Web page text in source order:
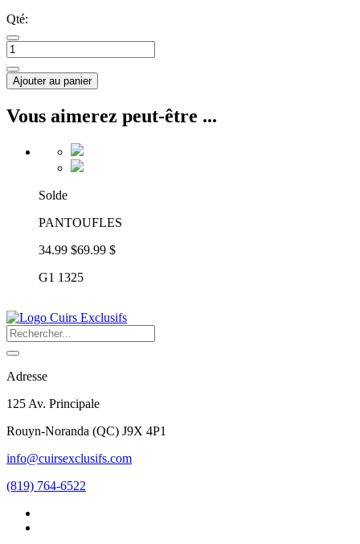
Qté:
Ajouter au panier
Vous aimerez peut-être ...
Solde
PANTOUFLES
34.99 $69.99 $
G1 1325
Adresse
125 Av. Principale
Rouyn-Noranda (QC) J9X 4P1
info@cuirsexclusifs.com
(819) 764-6522